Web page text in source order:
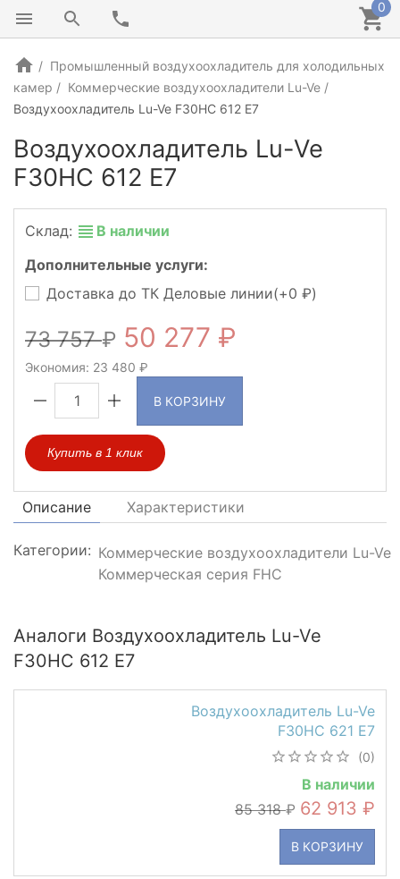
0
Промышленный воздухоохладитель для холодильных
камер
Коммерческие воздухоохладители Lu-Ve
Воздухоохладитель Lu-Ve F30HC 612 E7
Воздухоохладитель Lu-Ve
F30HC 612 E7
Склад:
В наличии
Дополнительные услуги:
Доставка до ТК Деловые линии(+0 )
73 757 50 277
Экономия: 23 480
В КОРЗИНУ
Купить в 1 клик
Описание Характеристики
Категории: Коммерческие воздухоохладители Lu-Ve
Коммерческая серия FHC
Аналоги Воздухоохладитель Lu-Ve
F30HC 612 E7
Воздухоохладитель Lu-Ve
F30HC 621 E7
(0)
В наличии
85 318
62 913
В КОРЗИНУ